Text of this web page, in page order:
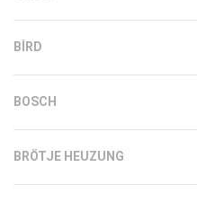
BIRD
BOSCH
BRÖTJE HEUZUNG